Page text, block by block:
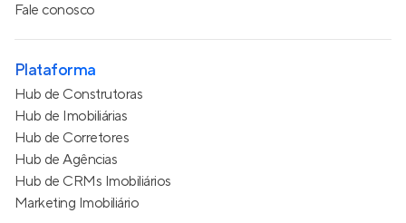
Fale conosco
Plataforma
Hub de Construtoras
Hub de Imobiliárias
Hub de Corretores
Hub de Agências
Hub de CRMs Imobiliários
Marketing Imobiliário